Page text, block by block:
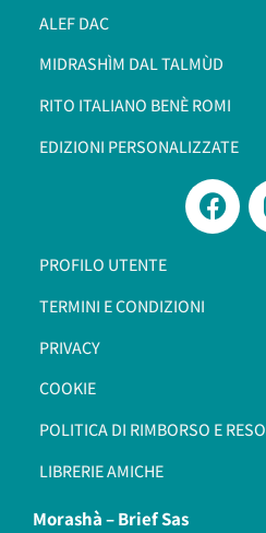
ALEF DAC
MIDRASHÌM DAL TALMÙD
RITO ITALIANO BENÈ ROMI​
EDIZIONI PERSONALIZZATE
PROFILO UTENTE
TERMINI E CONDIZIONI
PRIVACY
COOKIE
POLITICA DI RIMBORSO E RESO
LIBRERIE AMICHE
Morashà –Brief Sas